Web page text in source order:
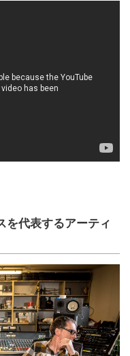
を代表するアーティ